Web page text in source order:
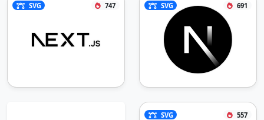
SVG 747 SVG 691
SVG 557